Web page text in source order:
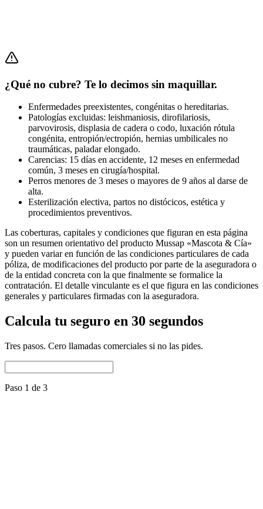
¿Qué no cubre? Te lo decimos sin maquillar.
Enfermedades preexistentes, congénitas o hereditarias.
Patologías excluidas: leishmaniosis, dirofilariosis,
parvovirosis, displasia de cadera o codo, luxación rótula
congénita, entropión/ectropión, hernias umbilicales no
traumáticas, paladar elongado.
Carencias: 15 días en accidente, 12 meses en enfermedad
común, 3 meses en cirugía/hospital.
Perros menores de 3 meses o mayores de 9 años al darse de
alta.
Esterilización electiva, partos no distócicos, estética y
procedimientos preventivos.
Las coberturas, capitales y condiciones que figuran en esta página
son un resumen orientativo del producto Mussap «Mascota & Cía»
y pueden variar en función de las condiciones particulares de cada
póliza, de modificaciones del producto por parte de la aseguradora o
de la entidad concreta con la que finalmente se formalice la
contratación. El detalle vinculante es el que figura en las condiciones
generales y particulares firmadas con la aseguradora.
Calcula tu seguro en 30 segundos
Tres pasos. Cero llamadas comerciales si no las pides.
Paso 1 de 3